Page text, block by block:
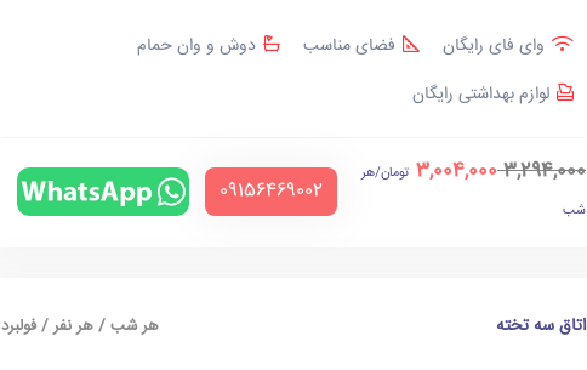
وای فای رایگان فضای مناسب
دوش و وان حمام
لوازم بهداشتی رایگان
3,294,000
3,004,000 تومان/هر
شب
‪09156469002‬
اتاق سه تخته هر شب / هر نفر / فولبرد